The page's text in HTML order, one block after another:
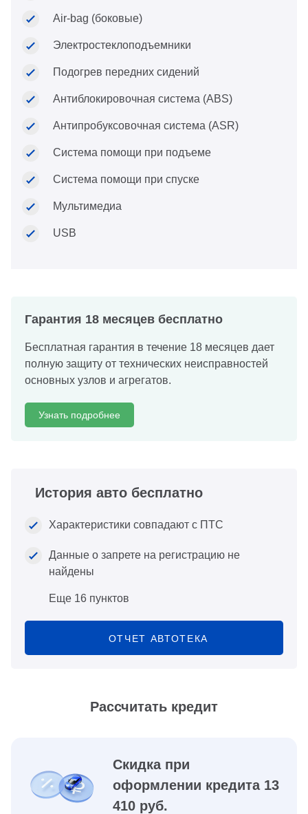
Air-bag (боковые)
Электростеклоподъемники
Подогрев передних сидений
Антиблокировочная система (ABS)
Антипробуксовочная система (ASR)
Система помощи при подъеме
Система помощи при спуске
Мультимедиа
USB
Гарантия 18 месяцев бесплатно
Бесплатная гарантия в течение 18 месяцев дает
полную защиту от технических неисправностей
основных узлов и агрегатов.
Узнать подробнее
История авто бесплатно
Характеристики совпадают с ПТС
Данные о запрете на регистрацию не
найдены
Еще 16 пунктов
ОТЧЕТ АВТОТЕКА
Рассчитать кредит
Скидка при
оформлении кредита 13
410 руб.